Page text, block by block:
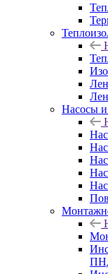
Насосы и